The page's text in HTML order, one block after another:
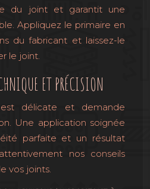
du joint et garantit une
Appliquez le primaire en
du fabricant et laissez-le
le joint.
ET PRÉCISION
délicate et demande
Une application soignée
parfaite et un résultat
nos conseils
vos joints.